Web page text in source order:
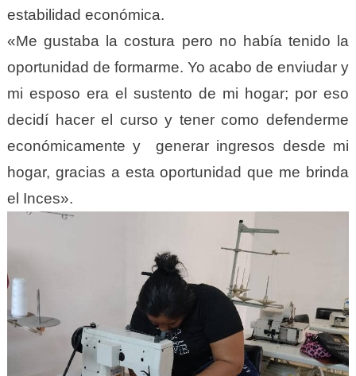
estabilidad económica.
«Me gustaba la costura pero no había tenido la
oportunidad de formarme. Yo acabo de enviudar y
mi esposo era el sustento de mi hogar; por eso
decidí hacer el curso y tener como defenderme
económicamente y generar ingresos desde mi
hogar, gracias a esta oportunidad que me brinda
el Inces».